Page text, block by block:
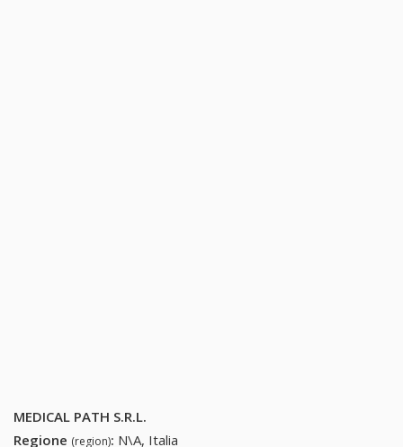
MEDICAL PATH S.R.L.
Regione (region): N\A, Italia